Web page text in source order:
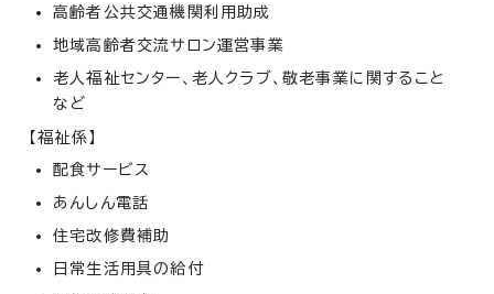
高齢者公共交通機関利用助成
地域高齢者交流サロン運営事業
老人福祉センター、老人クラブ、敬老事業に関すること
など
【福祉係】
配食サービス
あんしん電話
住宅改修費補助
日常生活用具の給付